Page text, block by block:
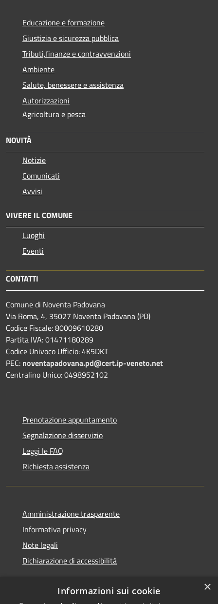
Educazione e formazione
Giustizia e sicurezza pubblica
Tributi,finanze e contravvenzioni
Ambiente
Salute, benessere e assistenza
Autorizzazioni
Agricoltura e pesca
NOVITÀ
Notizie
Comunicati
Avvisi
VIVERE IL COMUNE
Luoghi
Eventi
CONTATTI
Comune di Noventa Padovana
Via Roma, 4, 35027 Noventa Padovana (PD)
Codice Fiscale: 80009610280
Partita IVA: 01471180289
Codice Univoco Ufficio: 4K5DKT
PEC: noventapadovana.pd@cert.ip-veneto.net
Centralino Unico: 0498952102
Prenotazione appuntamento
Segnalazione disservizio
Leggi le FAQ
Richiesta assistenza
Amministrazione trasparente
Informativa privacy
Note legali
Dichiarazione di accessibilità
×
Informazioni sui cookie